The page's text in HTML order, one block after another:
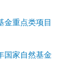
金重点类项目
国家自然基金